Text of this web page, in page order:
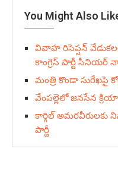
You Might Also
వివాహ రిసెప్షన్
కాంగ్రెస్ పార్టీ సీనియర్
మంత్రి కొండా సురేఖపై
వేంపల్లెలో జనసేన
కార్గిల్
పార్టీ